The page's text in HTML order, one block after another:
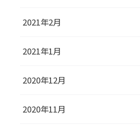
2021年2月
2021年1月
2020年12月
2020年11月